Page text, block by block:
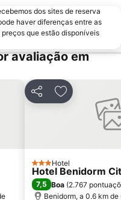
de Loix
de Sanz
Mediterráneo
de Toros de Alicante
Natura
dos sites de reserva
haver diferenças entre as
que estão disponíveis
avaliação em
PartilharAdicionar
3 Estrelas
Hotel
Hotel Benidorm
7,5 Boa (2.767
Benidorm, a 0.6 km